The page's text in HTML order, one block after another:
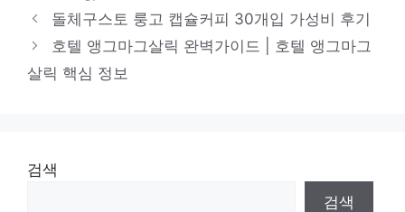
테
리
돌체구스토 룽고 캡슐커피 30개입 가성비 후기
호텔 앵그마그살릭 완벽가이드 | 호텔 앵그마그
살릭 핵심 정보
검색
검색